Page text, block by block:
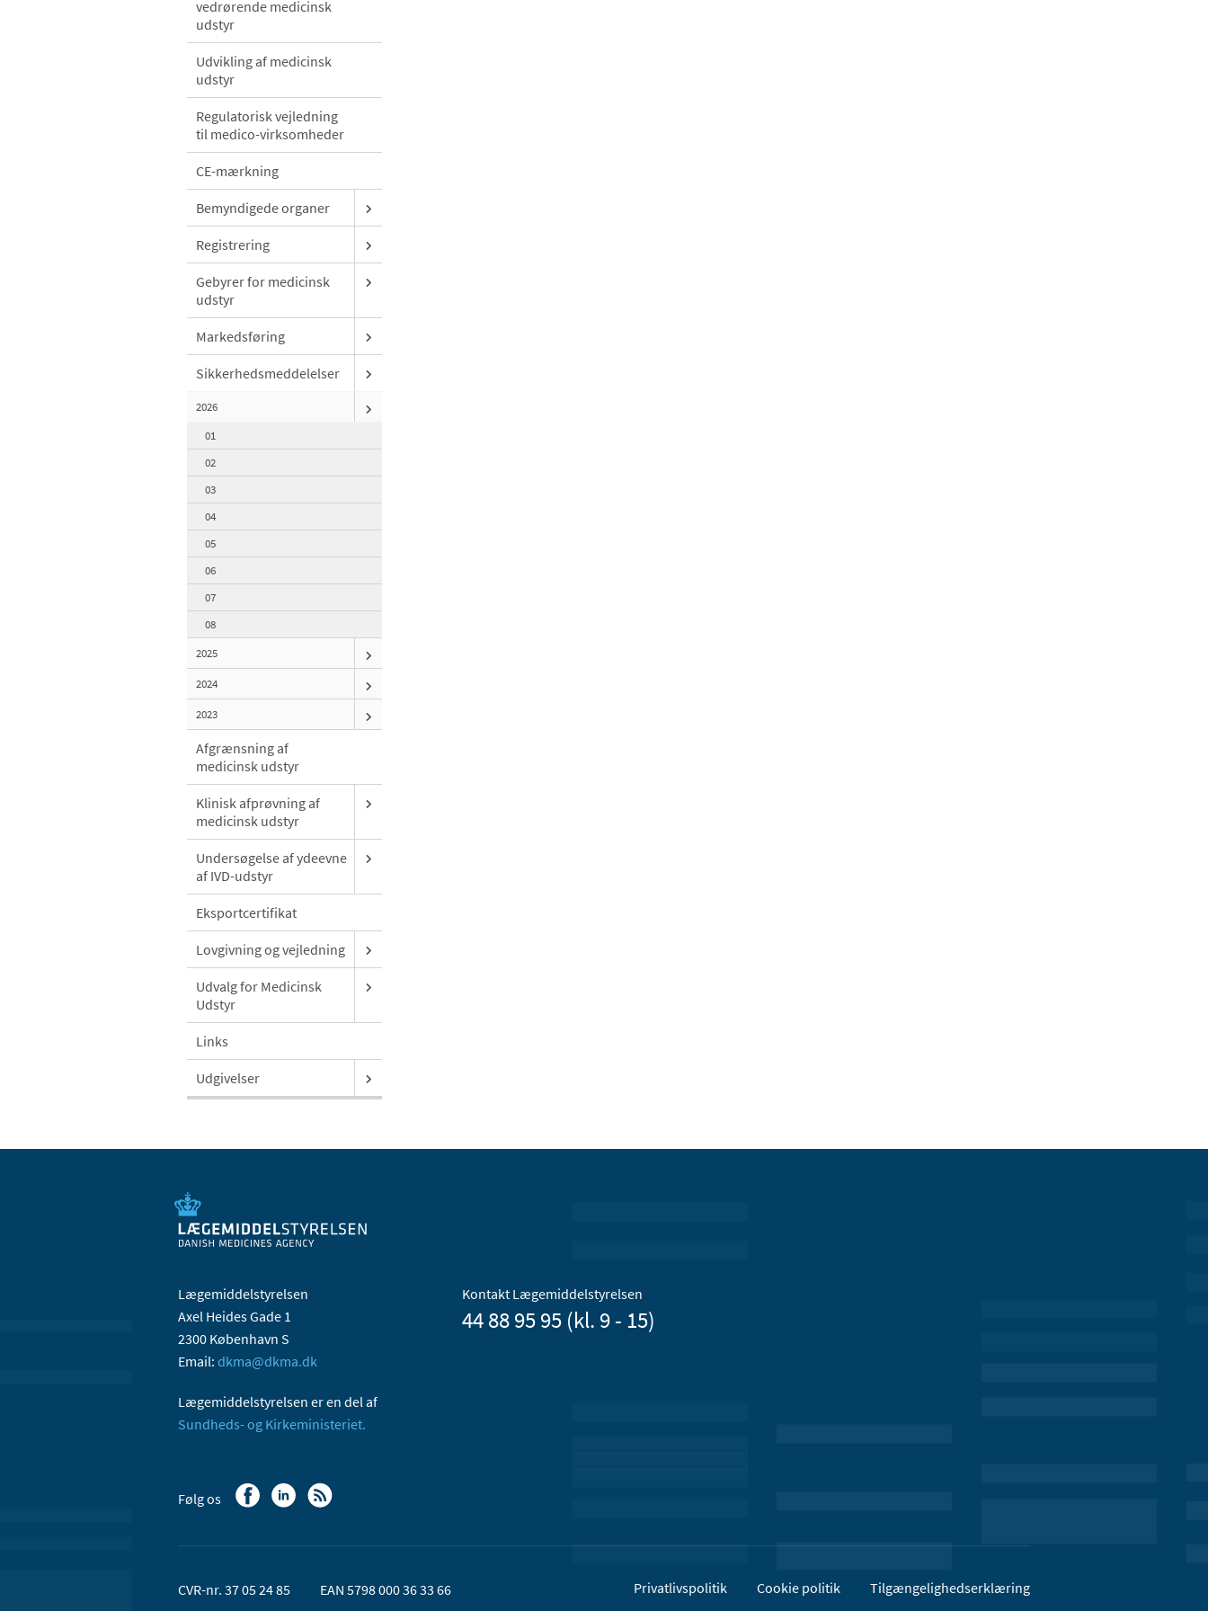
vedrørende medicinsk
udstyr
Udvikling af medicinsk
udstyr
Regulatorisk vejledning
til medico-virksomheder
CE-mærkning
Bemyndigede organer
Registrering
Gebyrer for medicinsk
udstyr
Markedsføring
Sikkerhedsmeddelelser
2026
01
02
03
04
05
06
07
08
2025
2024
2023
Afgrænsning af
medicinsk udstyr
Klinisk afprøvning af
medicinsk udstyr
Undersøgelse af ydeevne
af IVD-udstyr
Eksportcertifikat
Lovgivning og vejledning
Udvalg for Medicinsk
Udstyr
Links
Udgivelser
Lægemiddelstyrelsen
Axel Heides Gade 1
2300 København S
Email: dkma@dkma.dk
Lægemiddelstyrelsen er en del af
Sundheds- og Kirkeministeriet.
Kontakt Lægemiddelstyrelsen
44 88 95 95 (kl. 9 - 15)
Følg os
CVR-nr. 37 05 24 85 EAN 5798 000 36 33 66 Privatlivspolitik Cookie politik Tilgængelighedserklæring